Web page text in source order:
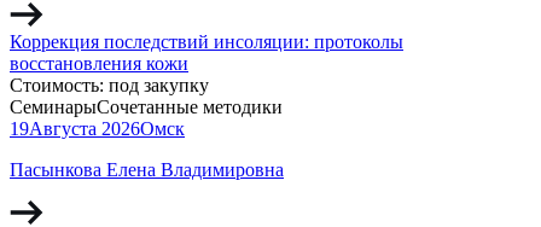
Коррекция последствий инсоляции: протоколы
восстановления кожи
Стоимость: под закупку
СеминарыСочетанные методики
19Августа 2026Омск
Пасынкова Елена Владимировна